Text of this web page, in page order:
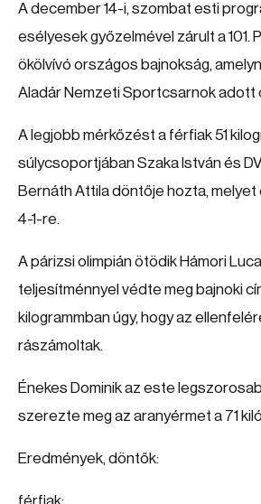
A december 14-i, szombat esti
esélyesek győzelmével zárult a 101.
ökölvívó országos bajnokság,
Aladár Nemzeti Sportcsarnok adott
A legjobb mérkőzést a férfiak 51
súlycsoportjában Szaka István és
Bernáth Attila döntője hozta, melyet
4-1-re.
A párizsi olimpián ötödik Hámori
teljesítménnyel védte meg bajnoki
kilogrammban úgy, hogy az
rászámoltak.
Énekes Dominik az este
szerezte meg az aranyérmet a 71
Eredmények, döntők:
férfiak: